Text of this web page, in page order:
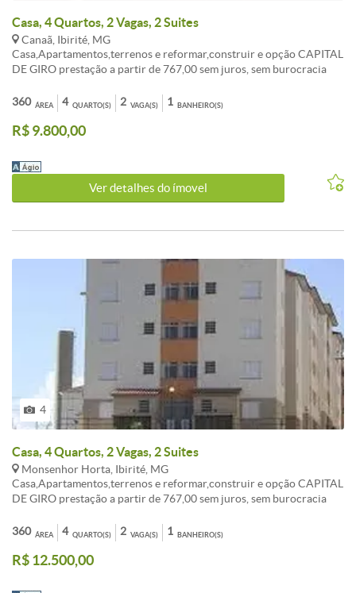
Casa, 4 Quartos, 2 Vagas, 2 Suites
Canaã, Ibirité, MG
Casa,Apartamentos,terrenos e reformar,construir e opção CAPITAL
DE GIRO prestação a partir de 767,00 sem juros, sem burocracia
compra. ATENDIMENTO EM TODO BRASIL. , AUTORIZADO PELO
BANCO CENTRAL. fotos ilustrativo, não contemplado,
OPORTUNIDADE!!! LIGUE AGORA TR:( 31 ) 3495-5224 Celular:
n: 2055 BH-MG
ÁREA
360 QUARTO(S)
4 VAGA(S)
2 BANHEIRO(S)
1
R$ 9.800,00
Ver detalhes do ímovel
4
Casa, 4 Quartos, 2 Vagas, 2 Suites
Monsenhor Horta, Ibirité, MG
Casa,Apartamentos,terrenos e reformar,construir e opção CAPITAL
DE GIRO prestação a partir de 767,00 sem juros, sem burocracia
compra. ATENDIMENTO EM TODO BRASIL. , AUTORIZADO PELO
BANCO CENTRAL. fotos ilustrativo, não contemplado,
OPORTUNIDADE!!! LIGUE AGORA TR:( 31 ) 3495-5224 Celular:
n: 2055 BH-MG
ÁREA
360 QUARTO(S)
4 VAGA(S)
2 BANHEIRO(S)
1
R$ 12.500,00